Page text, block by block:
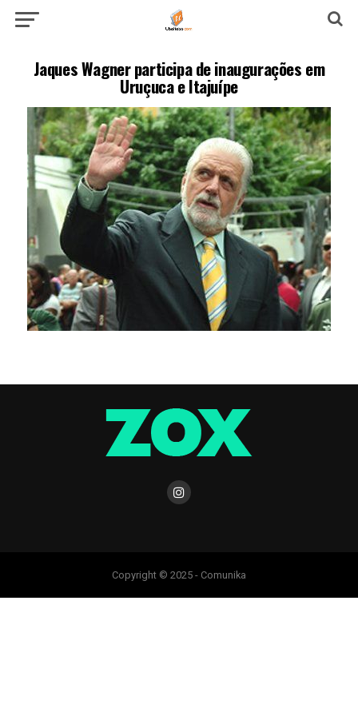
Jaques Wagner participa de inaugurações em
Uruçuca e Itajuípe
Copyright © 2025 - Comunika